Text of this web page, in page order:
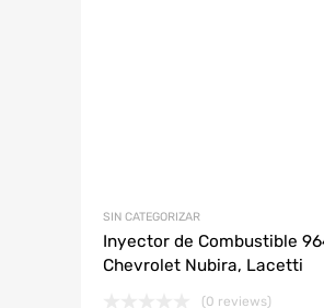
SIN CATEGORIZAR
Inyector de Combustible
Chevrolet Nubira, Lacetti
(0 reviews)